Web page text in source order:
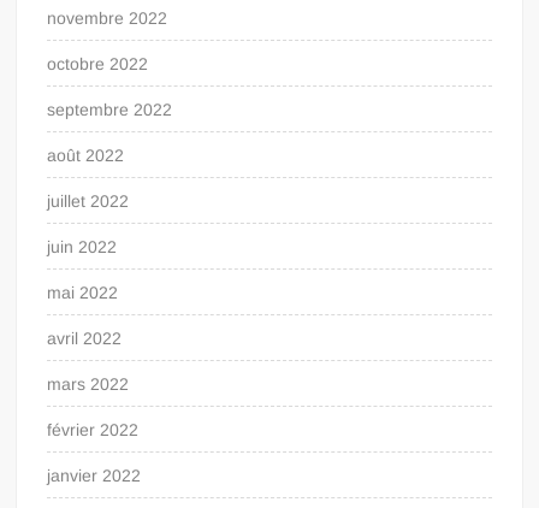
novembre 2022
octobre 2022
septembre 2022
août 2022
juillet 2022
juin 2022
mai 2022
avril 2022
mars 2022
février 2022
janvier 2022